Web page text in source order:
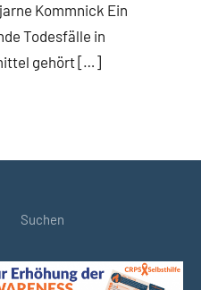
Kommnick Ein
Todesfälle in
gehört […]
Suchen